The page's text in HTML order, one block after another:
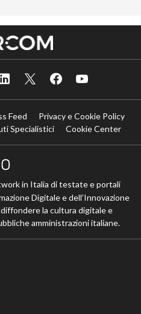
Feed
Privacy e Cookie Policy
Specialistici
Cookie Center
in Italia di testate e portali
Digitale e dell’Innovazione
la cultura digitale e
amministrazioni italiane.